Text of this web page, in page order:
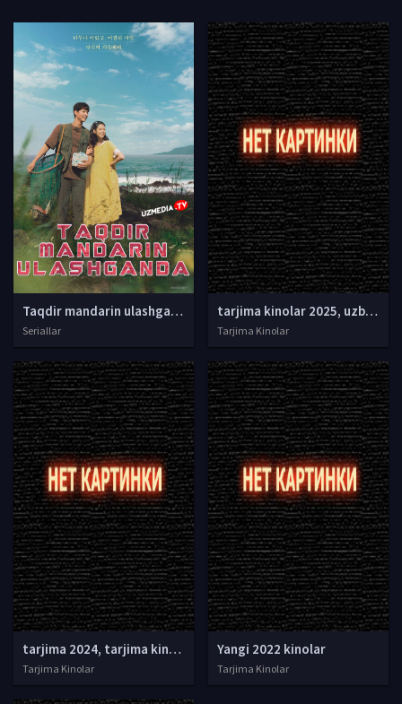
Taqdir mandarin ulashganda Koreya Netflix seriali Barcha qismlar Uzbek tilida O'zbekcha 2025 tarjima serial Full HD tas-ix skachat
Seriallar
tarjima kinolar 2025, uzbek tarjima kinolar 2025, tarjima kinolar uzbek tilida 2025, tarjima kinolar o zbek 2025, tarjima kinolar o zbek tilida 2025, yangi tarjima kinolar 2025, uzmovi tarjima kinolar 2025, uzmovi com tarjima kinolar 2025, uzbekcha t
Tarjima Kinolar
tarjima 2024, tarjima kinolar 2024, uzbek tarjima 2024, tarjima kinolar tilida tilida 2024, uzbek tilida tarjima 2024, kino tarjima 2024, uzbek tarjima kinolar 2024, tarjima kinolar 2024 uzbek tilida, tarjima kinolar 2024 o zbek, tarjima kinolar 2024
Tarjima Kinolar
Yangi 2022 kinolar
Tarjima Kinolar